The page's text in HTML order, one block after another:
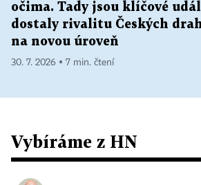
očima. Tady jsou klíčové
dostaly rivalitu Českých
na novou úroveň
30. 7. 2026 ▪ 7 min. čtení
Vybíráme z HN